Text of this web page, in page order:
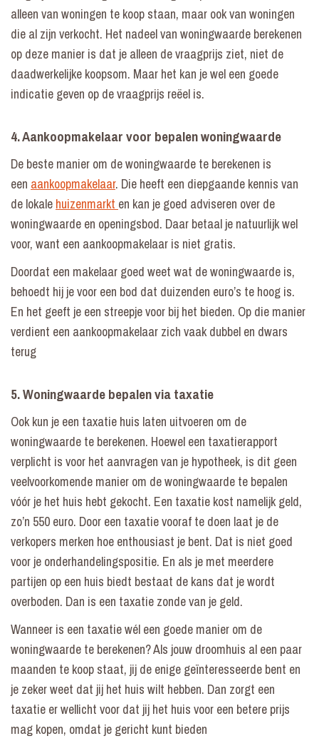
alleen van woningen te koop staan, maar ook van woningen
die al zijn verkocht. Het nadeel van woningwaarde berekenen
op deze manier is dat je alleen de vraagprijs ziet, niet de
daadwerkelijke koopsom. Maar het kan je wel een goede
indicatie geven op de vraagprijs reëel is.
4. Aankoopmakelaar voor bepalen woningwaarde
De beste manier om de woningwaarde te berekenen is
een aankoopmakelaar. Die heeft een diepgaande kennis van
de lokale huizenmarkt en kan je goed adviseren over de
woningwaarde en openingsbod. Daar betaal je natuurlijk wel
voor, want een aankoopmakelaar is niet gratis.
Doordat een makelaar goed weet wat de woningwaarde is,
behoedt hij je voor een bod dat duizenden euro’s te hoog is.
En het geeft je een streepje voor bij het bieden. Op die manier
verdient een aankoopmakelaar zich vaak dubbel en dwars
terug
5. Woningwaarde bepalen via taxatie
Ook kun je een taxatie huis laten uitvoeren om de
woningwaarde te berekenen. Hoewel een taxatierapport
verplicht is voor het aanvragen van je hypotheek, is dit geen
veelvoorkomende manier om de woningwaarde te bepalen
vóór je het huis hebt gekocht. Een taxatie kost namelijk geld,
zo’n 550 euro. Door een taxatie vooraf te doen laat je de
verkopers merken hoe enthousiast je bent. Dat is niet goed
voor je onderhandelingspositie. En als je met meerdere
partijen op een huis biedt bestaat de kans dat je wordt
overboden. Dan is een taxatie zonde van je geld.
Wanneer is een taxatie wél een goede manier om de
woningwaarde te berekenen? Als jouw droomhuis al een paar
maanden te koop staat, jij de enige geïnteresseerde bent en
je zeker weet dat jij het huis wilt hebben. Dan zorgt een
taxatie er wellicht voor dat jij het huis voor een betere prijs
mag kopen, omdat je gericht kunt bieden